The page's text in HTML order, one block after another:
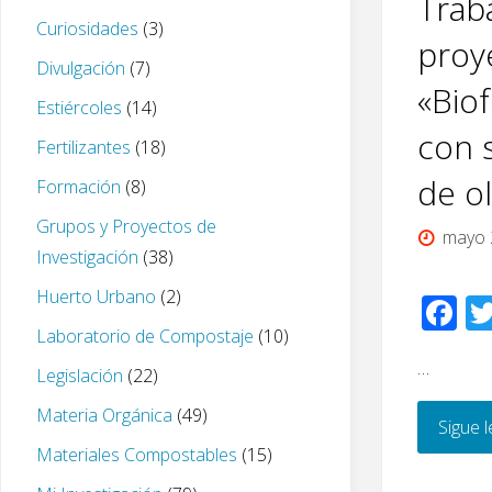
con
de
mayo
F
ac
b
o
…
Sigue
Curiosidades (3)
Divulgación (7)
Estiércoles (14)
Fertilizantes (18)
Formación (8)
Grupos y Proyectos de
Investigación (38)
Huerto Urbano (2)
Laboratorio de Compostaje (10)
Legislación (22)
Materia Orgánica (49)
Materiales Compostables (15)